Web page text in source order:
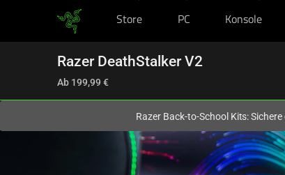
Store PC Konsole
Razer Back-to-School Kits:
Razer DeathStalker V2
Ab 199,99 €